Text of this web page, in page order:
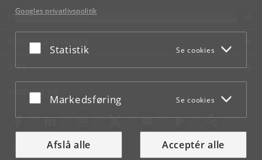
Googles privatlivspolitik
Acceptér eller afslå
Statistik Se cookies
Acceptér eller afslå
Markedsføring Se cookies
Afslå alle Acceptér alle
JOB OG KARRIERE
NØDSITUATIONER
WEB
MØD KU PÅ